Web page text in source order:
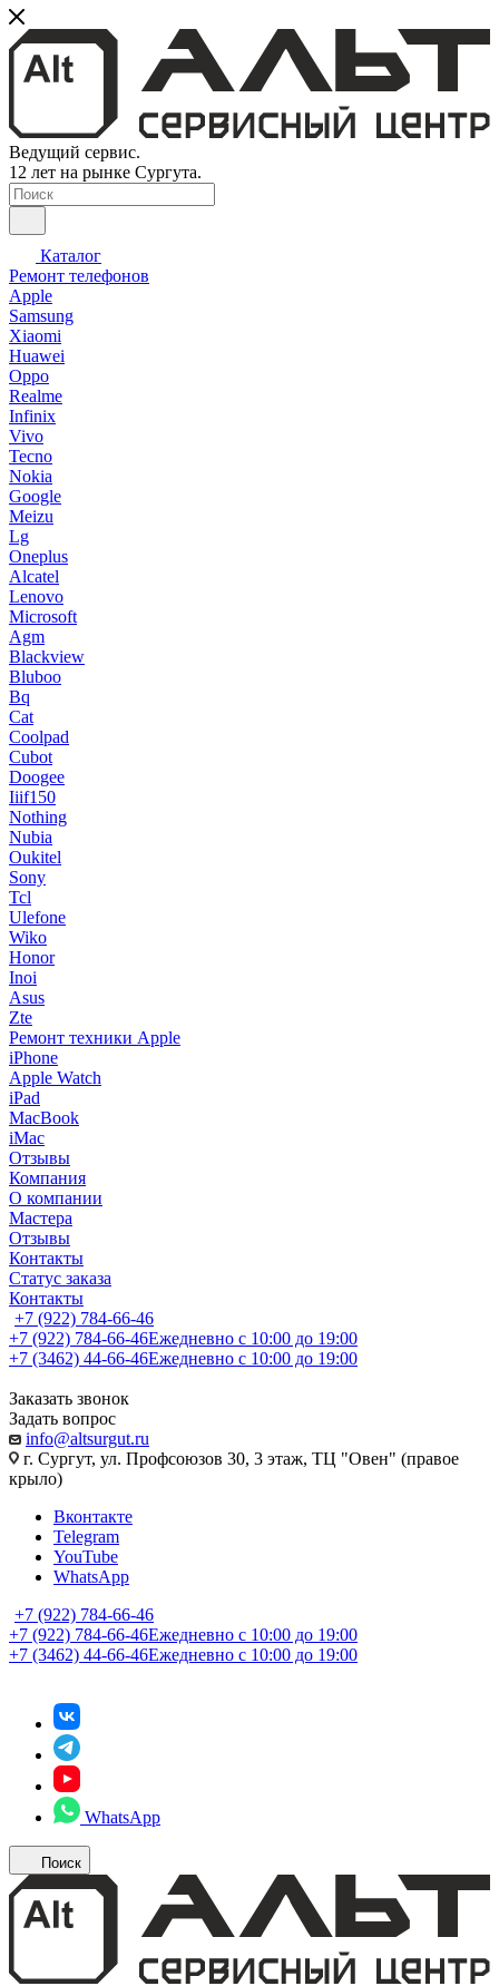
Ведущий сервис.
12 лет на рынке Сургута.
Каталог
Ремонт телефонов
Apple
Samsung
Xiaomi
Huawei
Oppo
Realme
Infinix
Vivo
Tecno
Nokia
Google
Meizu
Lg
Oneplus
Alcatel
Lenovo
Microsoft
Agm
Blackview
Bluboo
Bq
Cat
Coolpad
Cubot
Doogee
Iiif150
Nothing
Nubia
Oukitel
Sony
Tcl
Ulefone
Wiko
Honor
Inoi
Asus
Zte
Ремонт техники Apple
iPhone
Apple Watch
iPad
MacBook
iMac
Отзывы
Компания
О компании
Мастера
Отзывы
Контакты
Статус заказа
Контакты
+7 (922) 784-66-46
+7 (922) 784-66-46Ежедневно с 10:00 до 19:00
+7 (3462) 44-66-46Ежедневно с 10:00 до 19:00
Заказать звонок
Задать вопрос
info@altsurgut.ru
г. Сургут, ул. Профсоюзов 30, 3 этаж, ТЦ "Овен" (правое
крыло)
Вконтакте
Telegram
YouTube
WhatsApp
+7 (922) 784-66-46
+7 (922) 784-66-46Ежедневно с 10:00 до 19:00
+7 (3462) 44-66-46Ежедневно с 10:00 до 19:00
WhatsApp
Поиск